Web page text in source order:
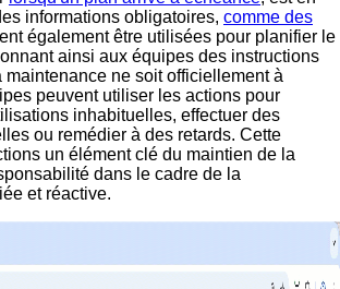
informations obligatoires, comme des
également être utilisées pour planifier le
ainsi aux équipes des instructions
ne soit officiellement à
peuvent utiliser les actions pour
inhabituelles, effectuer des
ou remédier à des retards. Cette
un élément clé du maintien de la
dans le cadre de la
et réactive.